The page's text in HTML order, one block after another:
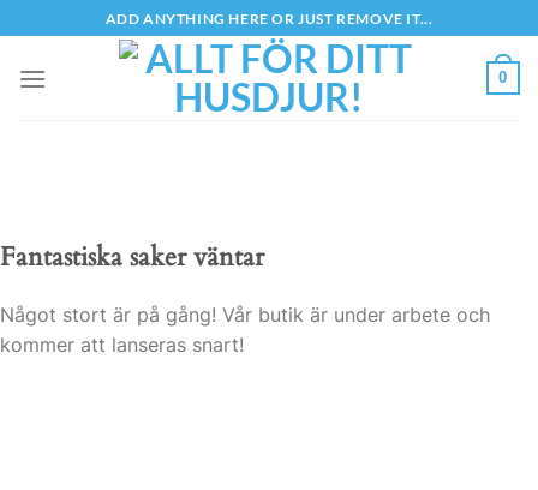
to
content
ADD ANYTHING HERE OR JUST REMOVE IT...
0
Fantastiska saker väntar
Något stort är på gång! Vår butik är under arbete och
kommer att lanseras snart!